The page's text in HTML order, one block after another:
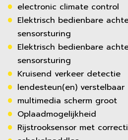
electronic climate control
Elektrisch bedienbare
sensorsturing
Elektrisch bedienbare
sensorsturing
Kruisend verkeer detectie
lendesteun(en) verstelbaar
multimedia scherm groot
Oplaadmogelijkheid
Rijstrooksensor met